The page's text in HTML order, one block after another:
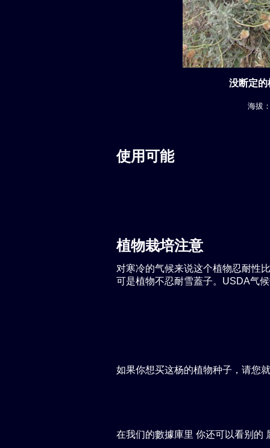
没断定
海拔
使用可能
植物栽培注意
对寒冷的气候来说这个植物忍耐性
可是植物不忍耐雪蓋子。USDA气
如果你想买这杨的植物种子，请您
在我们的數據庫里 你还可以看别的